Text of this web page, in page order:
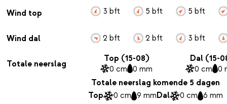
Wind top
Wind dal
Totale neerslag
3 bft
2 bft
5 bft
2 bft
5 bft
3 bft
Top (15-08)
0 cm 0 mm
Dal (15-
0 cm 0
Totale neerslag komende 5 dagen
Top
0 cm 9 mmDal 0 cm 6 mm